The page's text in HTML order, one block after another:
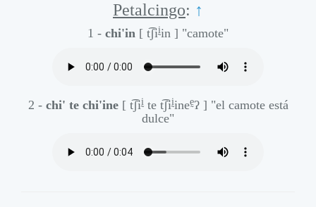
Petalcingo: ↑
1 - chi'in [ t͡ʃiḭin ] "camote"
2 - chi' te chi'ine [ t͡ʃiḭte t͡ʃiḭineḛʔ ] "el camote está
dulce"